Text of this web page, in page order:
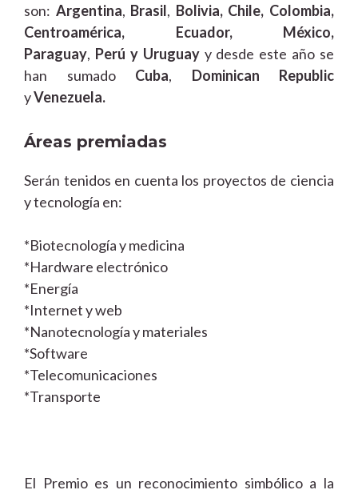
son: Argentina, Brasil, Bolivia, Chile, Colombia,
Centroamérica, Ecuador, México,
Paraguay, Perú yUruguayy desde este año se
han sumado Cuba, Dominican Republic
yVenezuela.
Áreas premiadas
Serán tenidos en cuenta los proyectos de ciencia
y tecnología en:
*Biotecnología y medicina
*Hardware electrónico
*Energía
*Internet y web
*Nanotecnología y materiales
*Software
*Telecomunicaciones
*Transporte
El Premio es un reconocimiento simbólico a la